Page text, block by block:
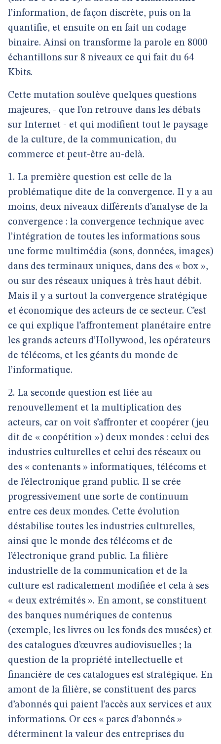
l’information, de façon discrète, puis on la
quantifie, et ensuite on en fait un codage
binaire. Ainsi on transforme la parole en 8000
échantillons sur 8 niveaux ce qui fait du 64
Kbits.
Cette mutation soulève quelques questions
majeures, - que l’on retrouve dans les débats
sur Internet - et qui modifient tout le paysage
de la culture, de la communication, du
commerce et peut-être au-delà.
1. La première question est celle de la
problématique dite de la convergence. Il y a au
moins, deux niveaux différents d’analyse de la
convergence : la convergence technique avec
l’intégration de toutes les informations sous
une forme multimédia (sons, données, images)
dans des terminaux uniques, dans des « box »,
ou sur des réseaux uniques à très haut débit.
Mais il y a surtout la convergence stratégique
et économique des acteurs de ce secteur. C’est
ce qui explique l’affrontement planétaire entre
les grands acteurs d’Hollywood, les opérateurs
de télécoms, et les géants du monde de
l’informatique.
2. La seconde question est liée au
renouvellement et la multiplication des
acteurs, car on voit s’affronter et coopérer (jeu
dit de « coopétition ») deux mondes : celui des
industries culturelles et celui des réseaux ou
des « contenants » informatiques, télécoms et
de l’électronique grand public. Il se crée
progressivement une sorte de continuum
entre ces deux mondes. Cette évolution
déstabilise toutes les industries culturelles,
ainsi que le monde des télécoms et de
l’électronique grand public. La filière
industrielle de la communication et de la
culture est radicalement modifiée et cela à ses
« deux extrémités ». En amont, se constituent
des banques numériques de contenus
(exemple, les livres ou les fonds des musées) et
des catalogues d’œuvres audiovisuelles ; la
question de la propriété intellectuelle et
financière de ces catalogues est stratégique. En
amont de la filière, se constituent des parcs
d’abonnés qui paient l’accès aux services et aux
informations. Or ces « parcs d’abonnés »
déterminent la valeur des entreprises du